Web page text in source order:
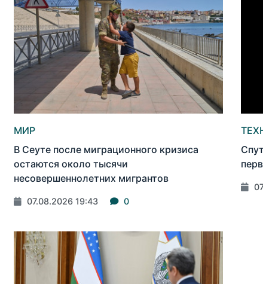
МИР
В Сеуте после миграционного кризиса
остаются около тысячи
несовершеннолетних мигрантов
07.08.2026 19:43 0